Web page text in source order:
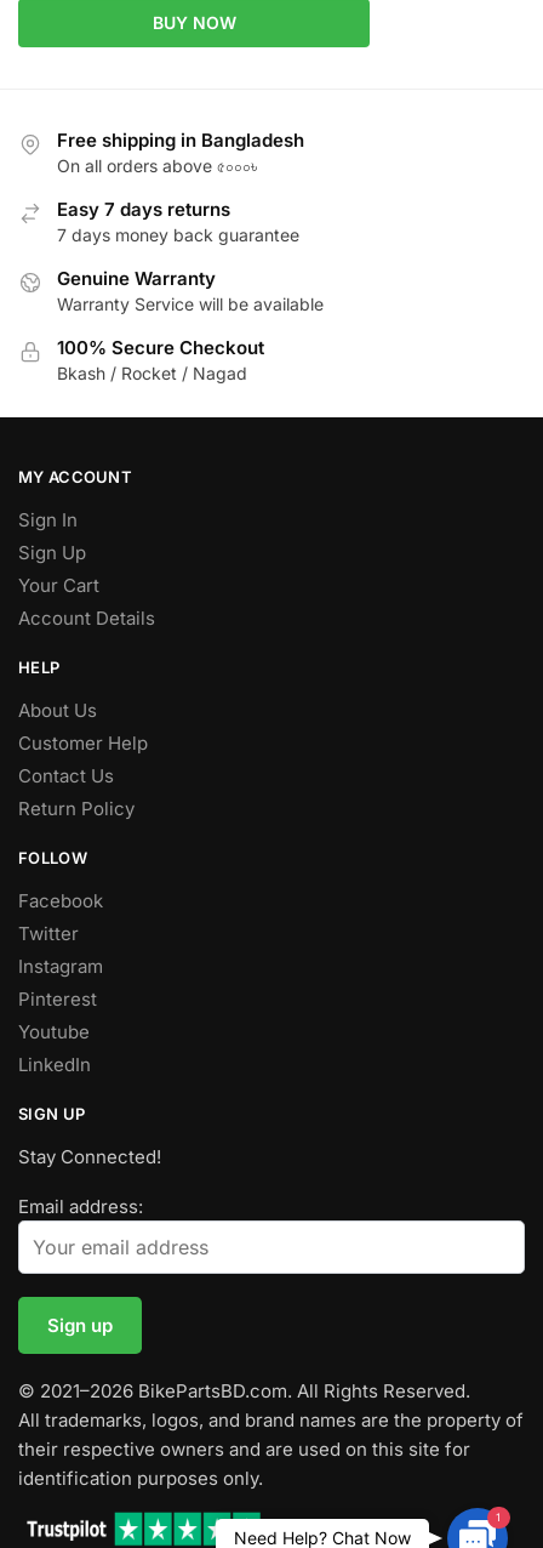
BUY NOW
Free shipping in Bangladesh
On all orders above ৫০০০৳
Easy 7 days returns
7 days money back guarantee
Genuine Warranty
Warranty Service will be available
100% Secure Checkout
Bkash / Rocket / Nagad
MY ACCOUNT
Sign In
Sign Up
Your Cart
Account Details
HELP
About Us
Customer Help
Contact Us
Return Policy
FOLLOW
Facebook
Twitter
Instagram
Pinterest
Youtube
LinkedIn
SIGN UP
Stay Connected!
Email address:
© 2021–2026 BikePartsBD.com. All Rights Reserved.
All trademarks, logos, and brand names are the property of
their respective owners and are used on this site for
identification purposes only.
1
Need Help? Chat Now